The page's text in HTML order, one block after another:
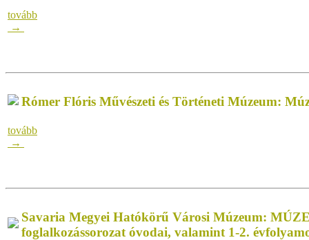
tovább
→
Rómer Flóris Művészeti és Történeti Múzeum:
tovább
→
Savaria Megyei Hatókörű Városi Múzeum:
foglalkozássorozat óvodai, valamint 1-2.